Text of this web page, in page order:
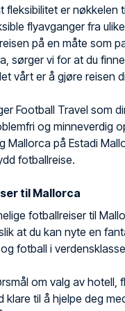
fleksibilitet er nøkkelen
flyavganger fra
på en måte som
sørger vi for at du
vårt er å gjøre reisen
Football Travel som
og minneverdig
Mallorca på Estadi
fotballreise.
til Mallorca
fotballreiser til
at du kan nyte en
fotball i
om valg av hotell,
klare til å hjelpe deg